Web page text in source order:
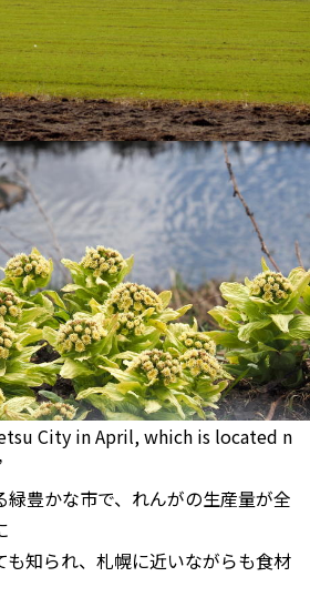
City in April, which is located n
緑豊かな市で、れんがの生産量が全
も知られ、札幌に近いながらも食材